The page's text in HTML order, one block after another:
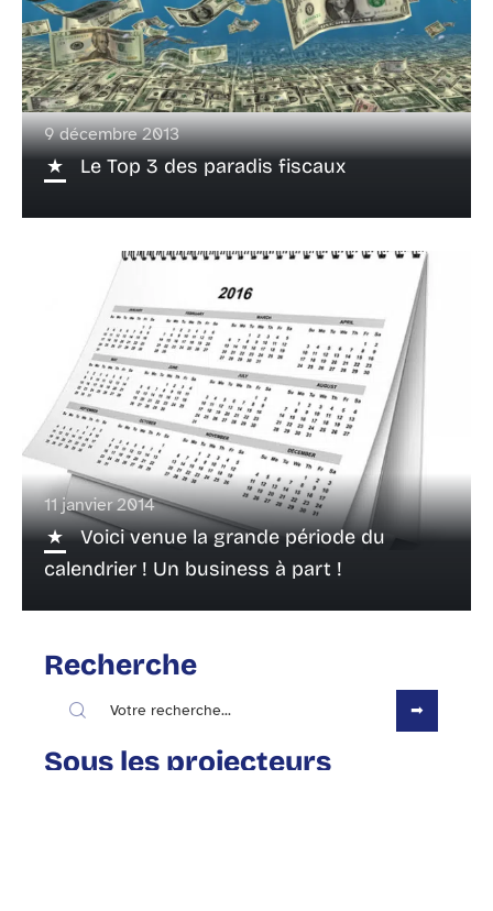
9 décembre 2013
Le Top 3 des paradis fiscaux
11 janvier 2014
Voici venue la grande période du
calendrier ! Un business à part !
Recherche
Sous les projecteurs